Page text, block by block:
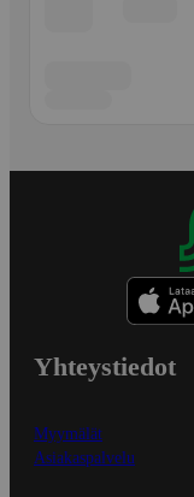
Yhteystiedot
Myymälät
Asiakaspalvelu